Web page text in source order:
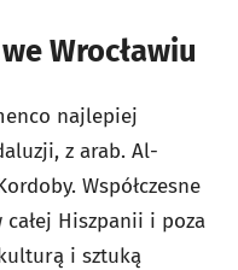
Wrocławiu
najlepiej
z arab. Al-
Współczesne
Hiszpanii i poza
i sztuką